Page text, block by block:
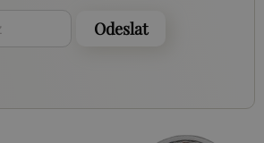
Odeslat